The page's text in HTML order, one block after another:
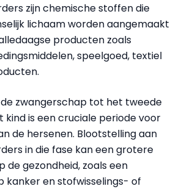
zijn chemische stoffen die
lichaam worden aangemaakt
producten zoals
speelgoed, textiel
zwangerschap tot het tweede
kind is een cruciale periode voor
de hersenen. Blootstelling aan
in die fase kan een grotere
gezondheid, zoals een
kanker en stofwisselings- of